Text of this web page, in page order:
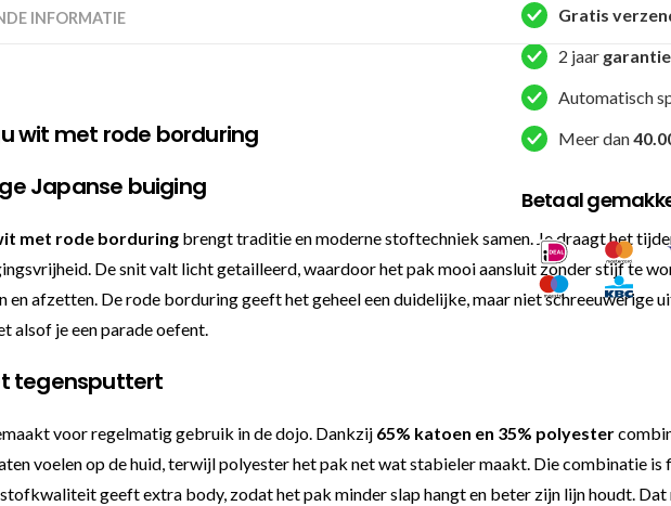
/
aantal
Gratis
2 jaar garantie
Automatisch
Meer dan
Betaal
INFORMATIE
wit met rode borduring
Japanse buiging
met rode borduring brengt traditie en moderne stoftechniek samen. Je draagt het
De snit valt licht getailleerd, waardoor het pak mooi aansluit zonder stijf te
en afzetten. De rode borduring geeft het geheel een duidelijke, maar niet schreeuwerige
alsof je een parade oefent.
tegensputtert
voor regelmatig gebruik in de dojo. Dankzij 65% katoen en 35% polyester
voelen op de huid, terwijl polyester het pak net wat stabieler maakt. Die combinatie is
geeft extra body, zodat het pak minder slap hangt en beter zijn lijn houdt.